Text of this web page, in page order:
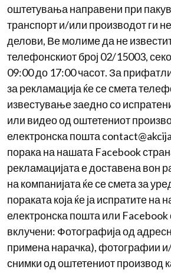
оштетувања направени при
транспорт и/или производот ги
делови, Ве молиме да не
телефонскиот број 02/15003,
09:00 до 17:00 часот. За
за рекламација ќе се смета
известување заедно со
или видео од оштетениот
електронска пошта
порака на нашата Facebook
рекламацијата е доставена вон
на компанијата ќе се смета за
пораката која ќе ја испратите на
електронска пошта или Facebook
вклучени: Фотографија од
примена нарачка), фотографии
снимки од оштетениот производ